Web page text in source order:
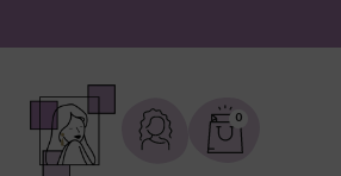
De leukste sieraden online en in
0